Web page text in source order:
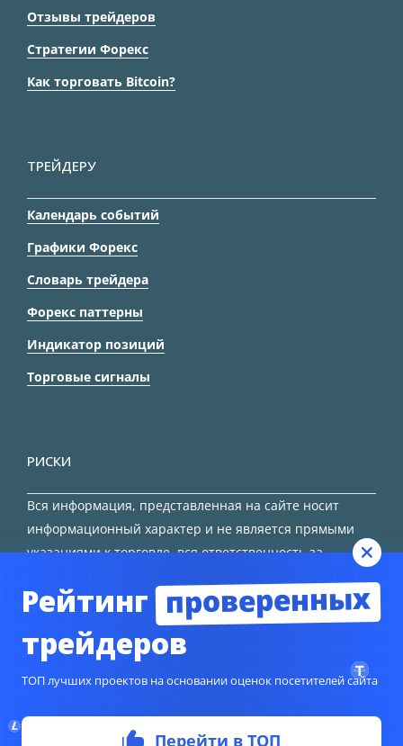
Отзывы трейдеров
Стратегии Форекс
Как торговать Bitcoin?
ТРЕЙДЕРУ
Календарь событий
Графики Форекс
Словарь трейдера
Форекс паттерны
Индикатор позиций
Торговые сигналы
РИСКИ
Вся информация, представленная на сайте носит
информационный характер и не является прямыми
указаниями к торговле, вся ответственность за
© Copyright 2024TORFOREX.COM
Рейтинг проверенных
трейдеров
ТОП лучших проектов на основании оценок посетителей сайта
Перейти в ТОП